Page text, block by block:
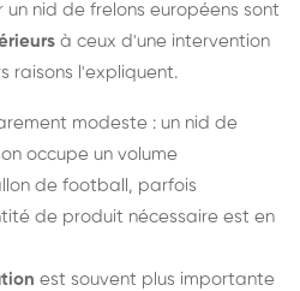
un nid de frelons européens sont
à ceux d'une intervention
raisons l'expliquent.
modeste : un nid de
occupe un volume
de football, parfois
de produit nécessaire est en
est souvent plus importante